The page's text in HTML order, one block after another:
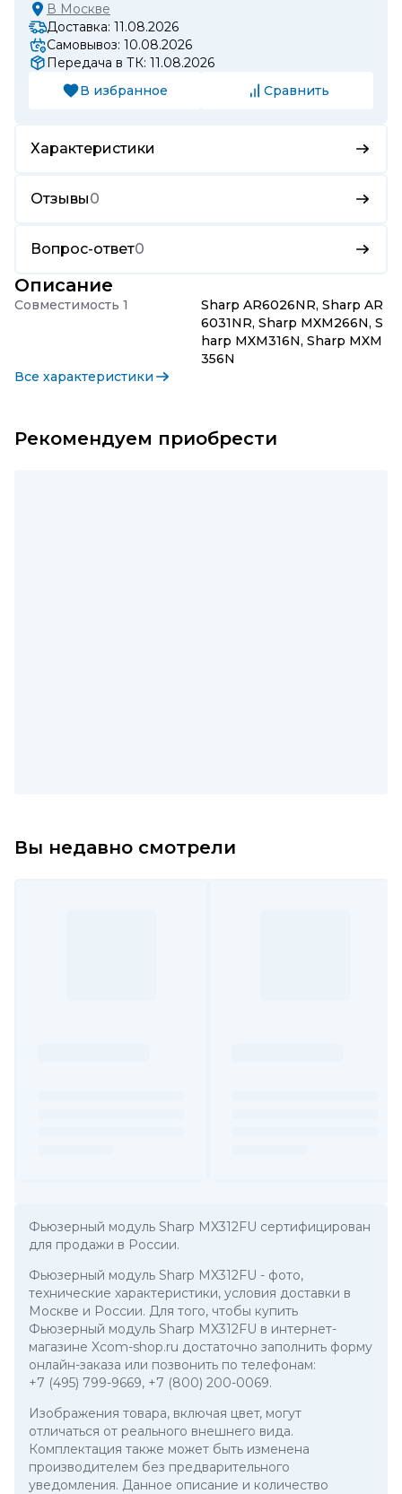
В Москве
Доставка: 11.08.2026
Самовывоз: 10.08.2026
Передача в ТК: 11.08.2026
В избранное
Сравнить
Характеристики
Отзывы0
Вопрос-ответ0
Описание
Совместимость 1
Sharp AR6026NR, Sharp AR
6031NR, Sharp MXM266N, S
harp MXM316N, Sharp MXM
356N
Все характеристики
Рекомендуем приобрести
Вы недавно смотрели
Фьюзерный модуль Sharp MX312FU сертифицирован
для продажи в России.
Фьюзерный модуль Sharp MX312FU - фото,
технические характеристики, условия доставки в
Москве и России. Для того, чтобы купить
Фьюзерный модуль Sharp MX312FU в интернет-
магазине Xcom-shop.ru достаточно заполнить форму
онлайн-заказа или позвонить по телефонам:
+7 (495) 799-9669, +7 (800) 200-0069.
Изображения товара, включая цвет, могут
отличаться от реального внешнего вида.
Комплектация также может быть изменена
производителем без предварительного
уведомления. Данное описание и количество